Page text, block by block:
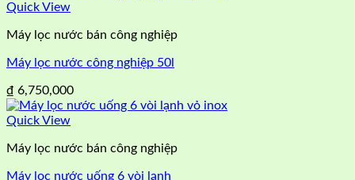
Quick View
Máy lọc nước bán công nghiệp
Máy lọc nước công nghiệp 50l
₫ 6,750,000
Quick View
Máy lọc nước bán công nghiệp
Máy lọc nước uống 6 vòi lạnh